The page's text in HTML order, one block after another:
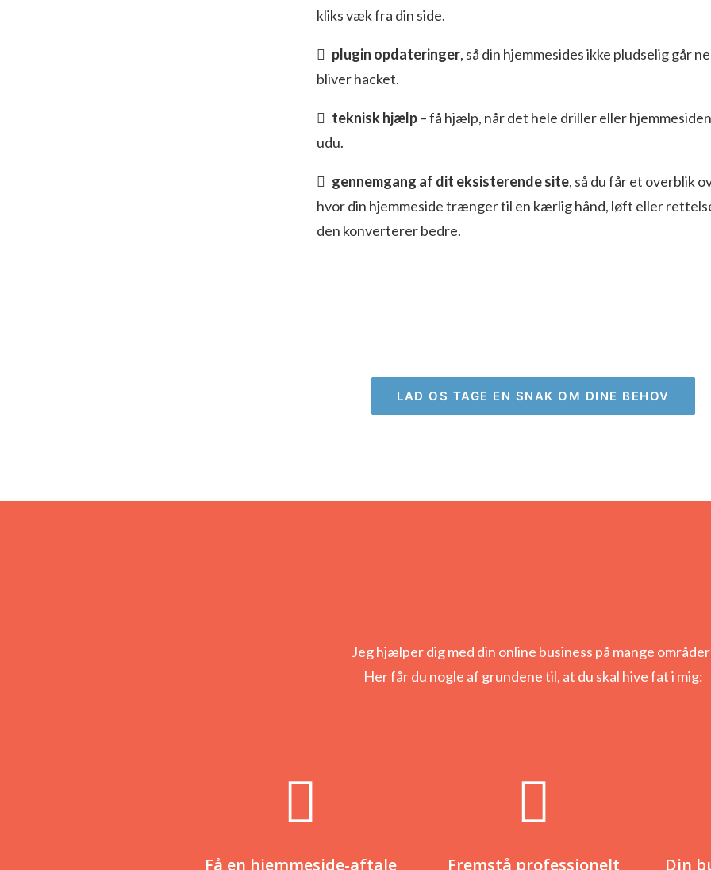
kliks væk fra din side.
plugin opdateringer, så din hjemmesides ikke pludselig går
bliver hacket.
teknisk hjælp– få hjælp, når det hele driller eller
udu.
gennemgang af dit eksisterende site, så du får et overblik
hvor din hjemmeside trænger til en kærlig hånd, løft eller
den konverterer bedre.
LAD OS TAGE EN SNAK OM DINE BEHOV
Jeg hjælper dig med din online business på mange
Her får du nogle af grundene til, at du skal hive fat i mig:
Få en hjemmeside-aftale Fremstå professionelt Din